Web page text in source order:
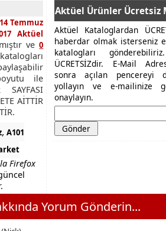
14 Temmuz
Aktüel
ve0
ile
AİTTİR
, A101
Firefox
Aktüel Ürünler Ücretsiz
Aktüel Kataloglardan
haberdar olmak isterseniz
katalogları
ÜCRETSİZdir. E-Mail
sonra açılan pencereyi
yollayın ve e-mailinize
onaylayın.
Yorum Gönderin...